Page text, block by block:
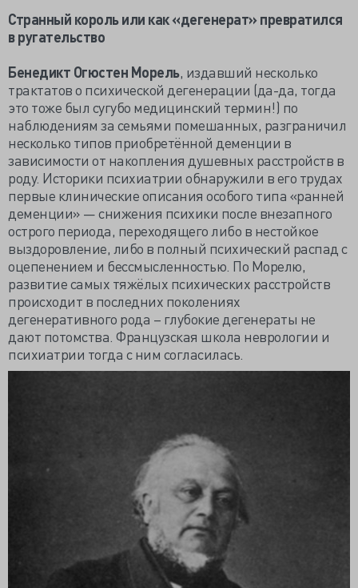
Странный король или как «дегенерат» превратился
в ругательство
Бенедикт Огюстен Морель, издавший несколько
трактатов о психической дегенерации (да-да, тогда
это тоже был сугубо медицинский термин!) по
наблюдениям за семьями помешанных, разграничил
несколько типов приобретённой деменции в
зависимости от накопления душевных расстройств в
роду. Историки психиатрии обнаружили в его трудах
первые клинические описания особого типа «ранней
деменции» — снижения психики после внезапного
острого периода, переходящего либо в нестойкое
выздоровление, либо в полный психический распад с
оцепенением и бессмысленностью. По Морелю,
развитие самых тяжёлых психических расстройств
происходит в последних поколениях
дегенеративного рода – глубокие дегенераты не
дают потомства. Французская школа неврологии и
психиатрии тогда с ним согласилась.